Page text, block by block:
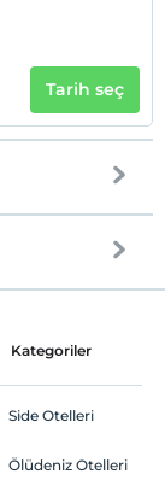
Tarih seç
Kategoriler
Side Otelleri
Ölüdeniz Otelleri